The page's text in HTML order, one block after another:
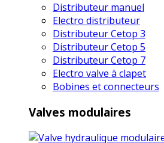
Distributeur manuel
Electro distributeur
Distributeur Cetop 3
Distributeur Cetop 5
Distributeur Cetop 7
Electro valve à clapet
Bobines et connecteurs
Valves modulaires